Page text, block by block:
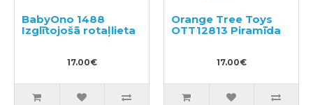
BabyOno 1488
Izglītojošā rotaļlieta
17.00€
Orange Tree Toys
OTT12813 Piramīda
17.00€